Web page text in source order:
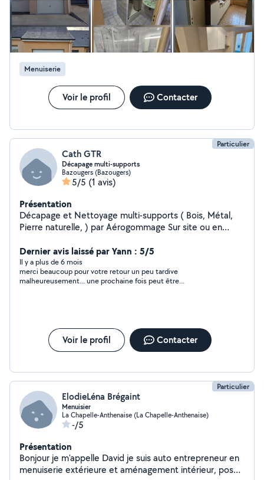
intervention rapide selon vos besoins. www .
leroidestravaux . com
Menuiserie
Voir le profil Contacter
Particulier
Cath GTR
Décapage multi-supports
Bazougers (Bazougers)
5/5 (1 avis)
Présentation
Décapage et Nettoyage multi-supports ( Bois, Métal,
Pierre naturelle, ) par Aérogommage Sur site ou en
de 50 km
Dernier avis laissé par Yann : 5/5
Il y a plus de 6 mois
merci beaucoup pour votre retour un peu tardive
malheureusement... une prochaine fois peut être...
Voir le profil Contacter
Particulier
ElodieLéna Brégaint
Menuisier
La Chapelle-Anthenaise (La Chapelle-Anthenaise)
-/5
Présentation
Bonjour je m'appelle David je suis auto entrepreneur en
menuiserie extérieure et aménagement intérieur, pose